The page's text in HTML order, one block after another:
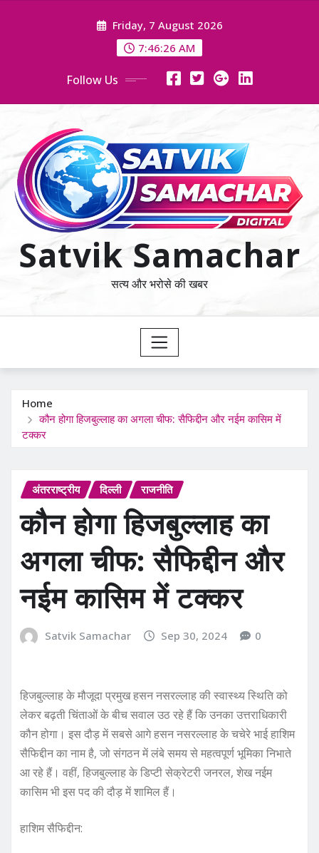
Friday, 7 August 2026
7:46:28 AM
Follow Us
Satvik Samachar
सत्य और भरोसे की खबर
Home
कौन होगा हिजबुल्लाह का अगला चीफ: सैफिद्दीन और नईम कासिम में
टक्कर
अंतरराष्ट्रीय दिल्ली राजनीति
कौन होगा हिजबुल्लाह का
अगला चीफ: सैफिद्दीन और
नईम कासिम में टक्कर
Satvik Samachar Sep 30, 2024 0
हिजबुल्लाह के मौजूदा प्रमुख हसन नसरल्लाह की स्वास्थ्य स्थिति को
लेकर बढ़ती चिंताओं के बीच सवाल उठ रहे हैं कि उनका उत्तराधिकारी
कौन होगा। इस दौड़ में सबसे आगे हसन नसरल्लाह के चचेरे भाई हाशिम
सैफिद्दीन का नाम है, जो संगठन में लंबे समय से महत्वपूर्ण भूमिका निभाते
आ रहे हैं। वहीं, हिजबुल्लाह के डिप्टी सेक्रेटरी जनरल, शेख नईम
कासिम भी इस पद की दौड़ में शामिल हैं।
हाशिम सैफिद्दीन: